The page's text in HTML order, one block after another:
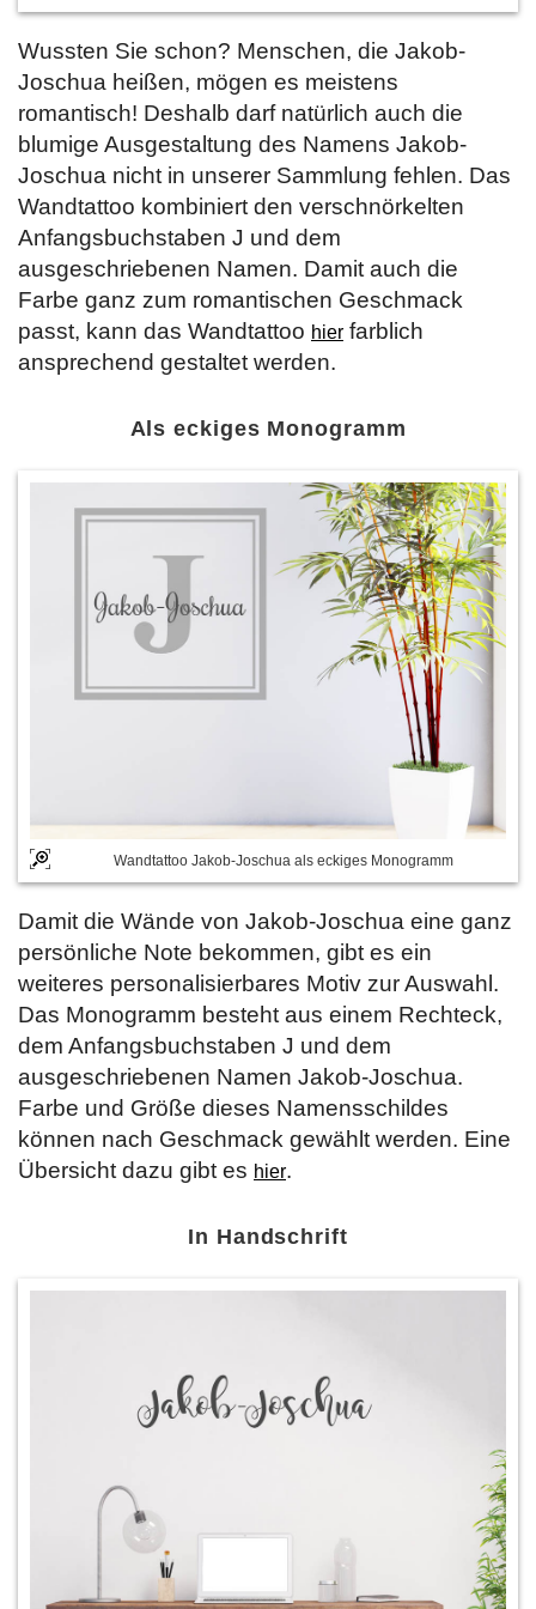
Wussten Sie schon? Menschen, die Jakob-
Joschua heißen, mögen es meistens
romantisch! Deshalb darf natürlich auch die
blumige Ausgestaltung des Namens Jakob-
Joschua nicht in unserer Sammlung fehlen. Das
Wandtattoo kombiniert den verschnörkelten
Anfangsbuchstaben J und dem
ausgeschriebenen Namen. Damit auch die
Farbe ganz zum romantischen Geschmack
passt, kann das Wandtattoo hier farblich
ansprechend gestaltet werden.
Als eckiges Monogramm
Wandtattoo Jakob-Joschua als eckiges Monogramm
Damit die Wände von Jakob-Joschua eine ganz
persönliche Note bekommen, gibt es ein
weiteres personalisierbares Motiv zur Auswahl.
Das Monogramm besteht aus einem Rechteck,
dem Anfangsbuchstaben J und dem
ausgeschriebenen Namen Jakob-Joschua.
Farbe und Größe dieses Namensschildes
können nach Geschmack gewählt werden. Eine
Übersicht dazu gibt es hier.
In Handschrift